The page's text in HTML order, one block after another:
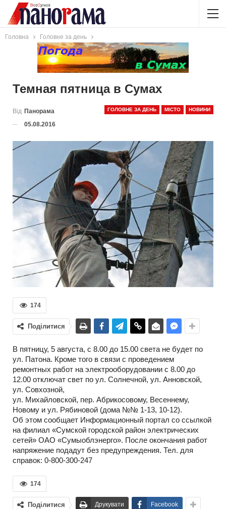
Головна Головне за день
Темная пятница в Сумах
ГОЛОВНЕ ЗА ДЕНЬ МІСТО НОВИНИ
Від Панорама
05.08.2016
174
Поділитися
В пятницу, 5 августа, с 8.00 до 15.00 света не будет по
ул. Патона. Кроме того в связи с проведением
ремонтных работ на электрооборудовании с 8.00 до
12.00 отключат свет по ул. Солнечной, ул. Анновской,
ул. Совхозной,
ул. Михайловской, пер. Абрикосовому, Весеннему,
Новому и ул. Рябиновой (дома №№ 1-13, 10-12).
Об этом сообщает Информационный портал со ссылкой
на филиал «Сумской городской район электрических
сетей» ОАО «Сумыоблэнерго». После окончания работ
напряжение подадут без предупреждения. Тел. для
справок: 0-800-300-247
174
Поділитися Друкувати Facebook